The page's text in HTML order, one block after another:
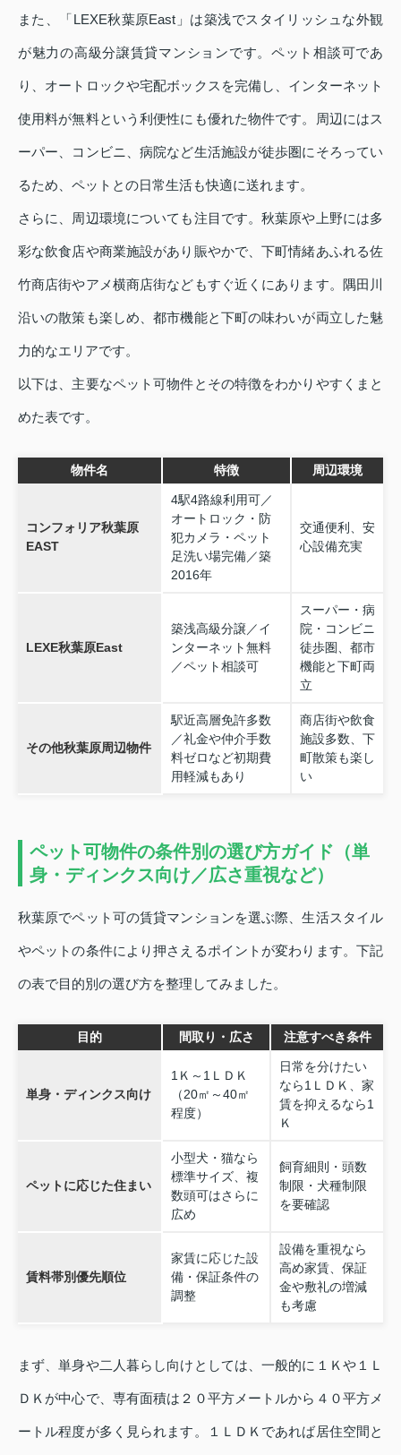
また、「LEXE秋葉原East」は築浅でスタイリッシュな外観
が魅力の高級分譲賃貸マンションです。ペット相談可であ
り、オートロックや宅配ボックスを完備し、インターネット
使用料が無料という利便性にも優れた物件です。周辺にはス
ーパー、コンビニ、病院など生活施設が徒歩圏にそろってい
るため、ペットとの日常生活も快適に送れます。
さらに、周辺環境についても注目です。秋葉原や上野には多
彩な飲食店や商業施設があり賑やかで、下町情緒あふれる佐
竹商店街やアメ横商店街などもすぐ近くにあります。隅田川
沿いの散策も楽しめ、都市機能と下町の味わいが両立した魅
力的なエリアです。
以下は、主要なペット可物件とその特徴をわかりやすくまと
めた表です。
物件名 特徴 周辺環境
コンフォリア秋葉原
EAST
4駅4路線利用可／
オートロック・防
犯カメラ・ペット
足洗い場完備／築
2016年
交通便利、安
心設備充実
LEXE秋葉原East
築浅高級分譲／イ
ンターネット無料
／ペット相談可
スーパー・病
院・コンビニ
徒歩圏、都市
機能と下町両
立
その他秋葉原周辺物件
駅近高層免許多数
／礼金や仲介手数
料ゼロなど初期費
用軽減もあり
商店街や飲食
施設多数、下
町散策も楽し
い
ペット可物件の条件別の選び方ガイド（単
身・ディンクス向け／広さ重視など）
秋葉原でペット可の賃貸マンションを選ぶ際、生活スタイル
やペットの条件により押さえるポイントが変わります。下記
の表で目的別の選び方を整理してみました。
目的 間取り・広さ 注意すべき条件
単身・ディンクス向け
1Ｋ～1ＬＤＫ
（20㎡～40㎡
程度）
日常を分けたい
なら1ＬＤＫ、家
賃を抑えるなら1
Ｋ
ペットに応じた住まい
小型犬・猫なら
標準サイズ、複
数頭可はさらに
広め
飼育細則・頭数
制限・犬種制限
を要確認
賃料帯別優先順位
家賃に応じた設
備・保証条件の
調整
設備を重視なら
高め家賃、保証
金や敷礼の増減
も考慮
まず、単身や二人暮らし向けとしては、一般的に１Ｋや１Ｌ
ＤＫが中心で、専有面積は２０平方メートルから４０平方メ
ートル程度が多く見られます。１ＬＤＫであれば居住空間と